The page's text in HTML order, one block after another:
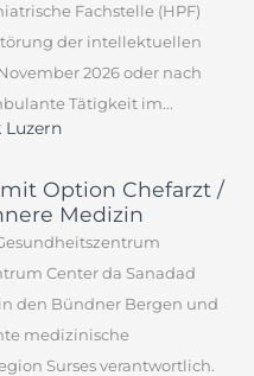
Fachstelle (HPF)
der intellektuellen
2026 oder nach
Tätigkeit im...
Luzern
Option Chefarzt /
Medizin
Center da Sanadad
den Bündner Bergen und
medizinische
Surses verantwortlich.